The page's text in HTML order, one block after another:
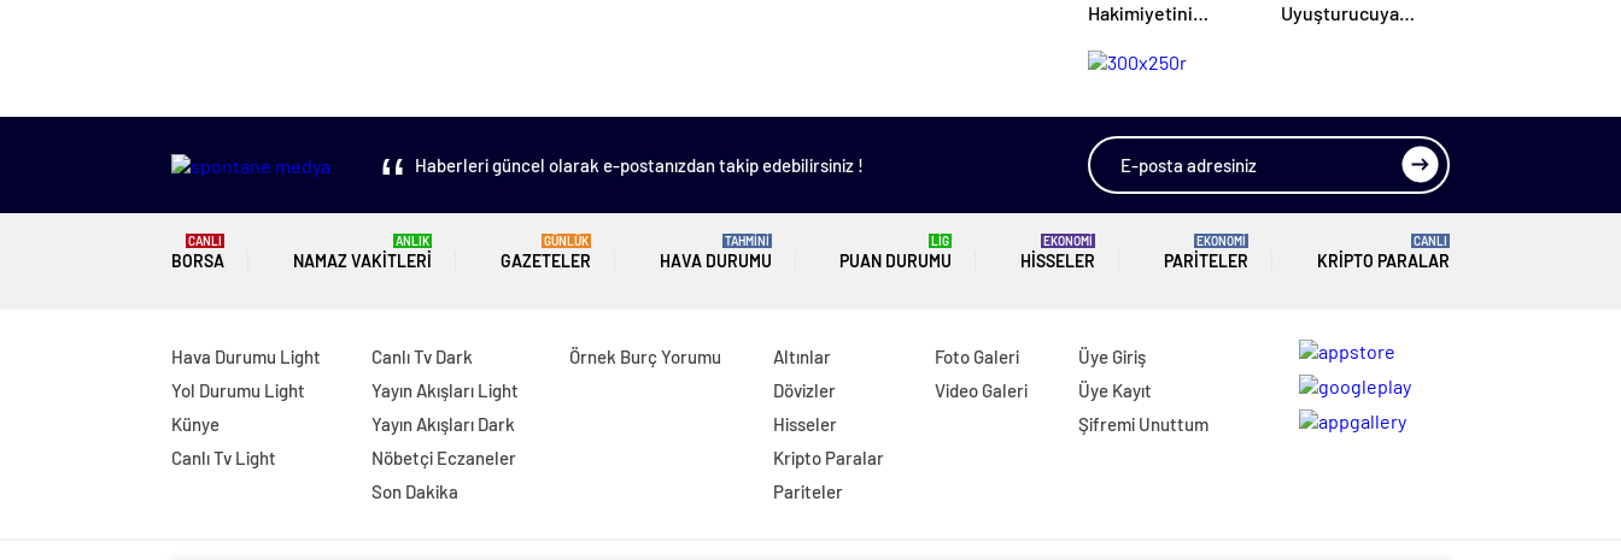
Hakimiyetini
Şarampole
Uyuşturucuya
Haberleri güncel olarak e-postanızdan takip edebilirsiniz !
BORSA
CANLI
NAMAZ VAKITLERI
ANLIK
GAZETELER
GÜNLÜK
HAVA DURUMU
TAHMİNİ
PUAN DURUMU
LİG
HISSELER
EKONOMİ
PARITELER
EKONOMİ
KRIPTO PARALAR
CANLI
Hava Durumu Light
Yol Durumu Light
Künye
Canlı Tv Light
Canlı Tv Dark
Yayın Akışları Light
Yayın Akışları Dark
Nöbetçi Eczaneler
Son Dakika
Örnek Burç Yorumu
Altınlar
Dövizler
Hisseler
Kripto Paralar
Pariteler
Foto Galeri
Video Galeri
Üye Giriş
Üye Kayıt
Şifremi Unuttum